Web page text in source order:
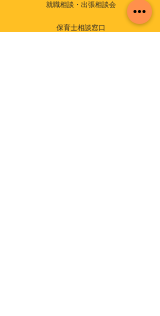
就職相談・出張相談会
保育士相談窓口